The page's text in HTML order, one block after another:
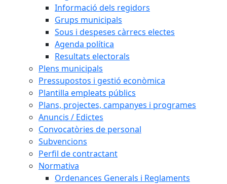
Informació dels regidors
Grups municipals
Sous i despeses càrrecs electes
Agenda política
Resultats electorals
Plens municipals
Pressupostos i gestió econòmica
Plantilla empleats públics
Plans, projectes, campanyes i programes
Anuncis / Edictes
Convocatòries de personal
Subvencions
Perfil de contractant
Normativa
Ordenances Generals i Reglaments